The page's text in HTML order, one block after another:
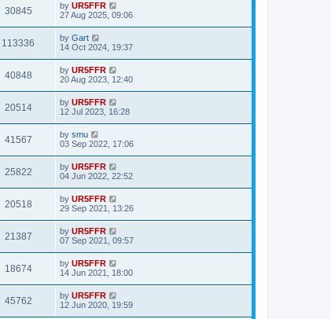
30845 by UR5FFR
27 Aug 2025, 09:06
113336 by Gart
14 Oct 2024, 19:37
40848 by UR5FFR
20 Aug 2023, 12:40
20514 by UR5FFR
12 Jul 2023, 16:28
41567 by smu
03 Sep 2022, 17:06
25822 by UR5FFR
04 Jun 2022, 22:52
20518 by UR5FFR
29 Sep 2021, 13:26
21387 by UR5FFR
07 Sep 2021, 09:57
18674 by UR5FFR
14 Jun 2021, 18:00
45762 by UR5FFR
12 Jun 2020, 19:59